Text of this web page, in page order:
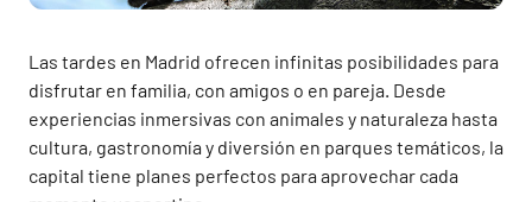
Las tardes en Madrid ofrecen infinitas posibilidades para
disfrutar en familia, con amigos o en pareja. Desde
experiencias inmersivas con animales y naturaleza hasta
cultura, gastronomía y diversión en parques temáticos, la
capital tiene planes perfectos para aprovechar cada